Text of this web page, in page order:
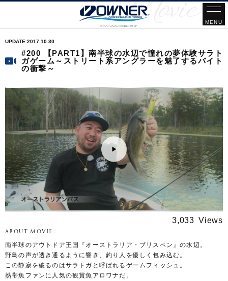
2017.10.30
#200 【PART1】南半球の水辺で憧れの夢体験サラト
ガゲーム～ストリート系アングラーを魅了するバイト
の衝撃～
3,033
ABOUT MOVIE：
南半球のアウトドア王国『オーストラリア・ブリスベン』の水辺。
野鳥の声が透き通るように響き、釣り人を優しく包み込む。
この静寂を破るのはサラトガと呼ばれるゲームフィッシュ。
熱帯魚ファンに人気の観賞魚アロワナだ。